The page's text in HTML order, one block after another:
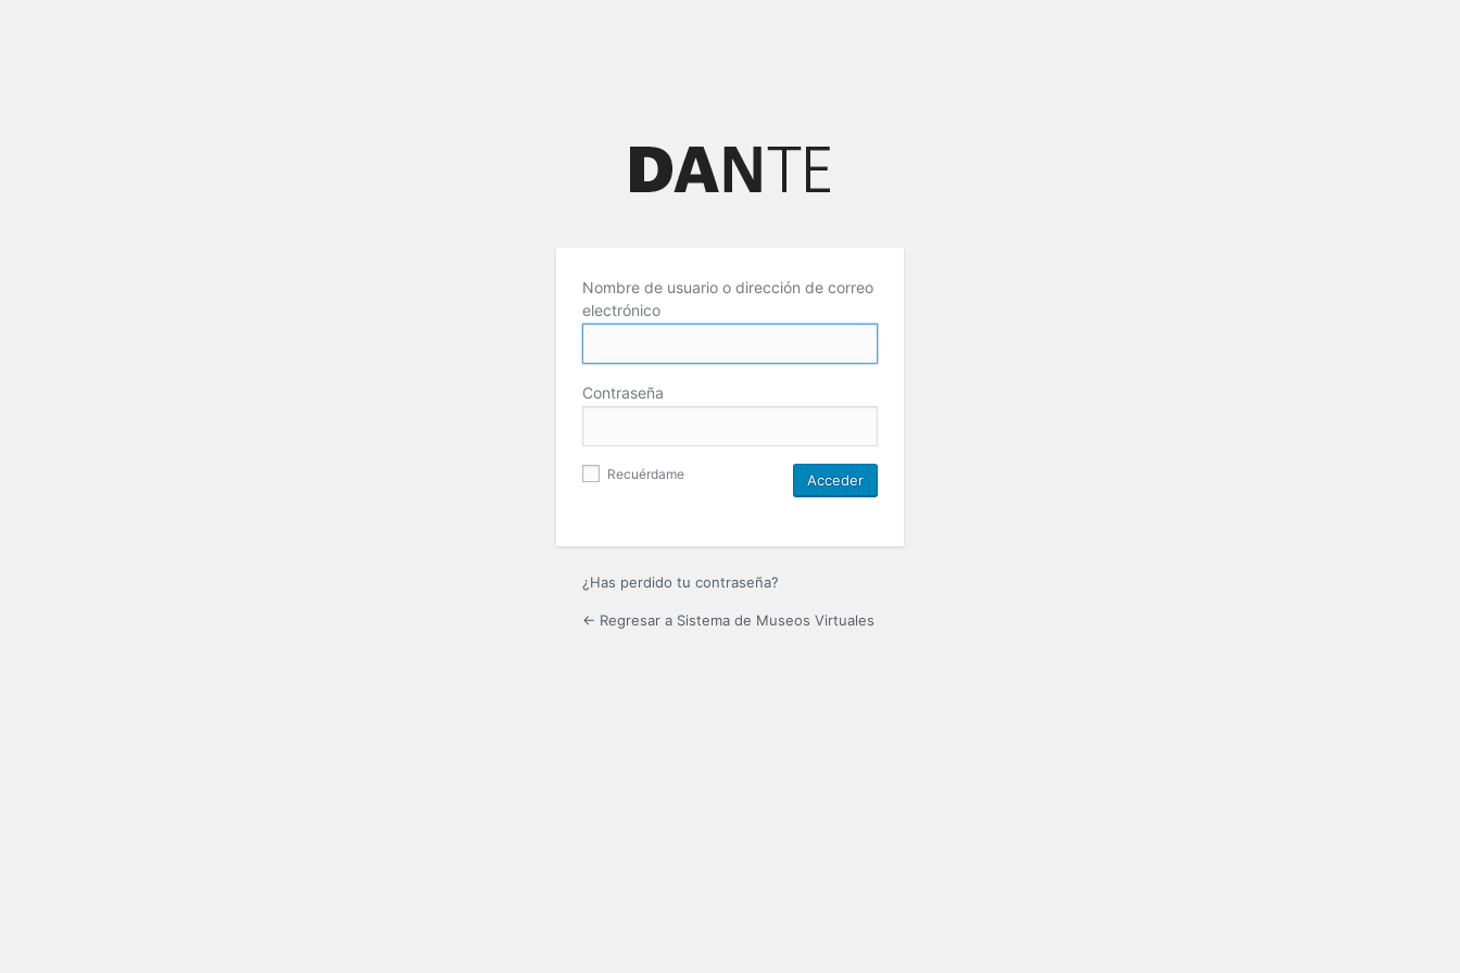
Nombre de usuario o dirección de correo
electrónico
Contraseña
Recuérdame
¿Has perdido tu contraseña?
← Regresar a Sistema de Museos Virtuales